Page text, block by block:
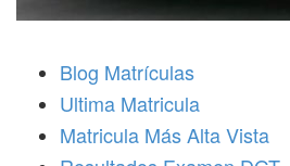
Blog Matrículas
Ultima Matricula
Matricula Más Alta Vista